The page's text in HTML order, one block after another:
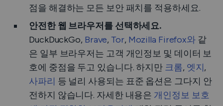
점을 해결하는 모든 보안 패치를 적용하세요.
안전한 웹 브라우저를 선택하세요.
DuckDuckGo, Brave,Tor, Mozilla Firefox와 같
은 일부 브라우저는 고객 개인정보 및 데이터 보
호에 중점을 두고 있습니다. 하지만 크롬, 엣지,
사파리 등 널리 사용되는 표준 옵션은 그다지 안
전하지 않습니다. 자세한 내용은 개인정보 보호